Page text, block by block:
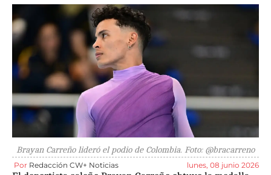
Brayan Carreño lideró el podio de Colombia. Foto: @bracarreno
Por Redacción CW+ Noticias lunes, 08 junio 2026